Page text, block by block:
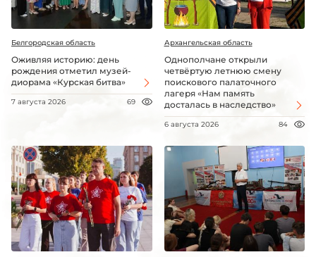
Белгородская область
Оживляя историю: день
рождения отметил музей-
диорама «Курская битва»
7 августа 2026 69
Архангельская область
Однополчане открыли
четвёртую летнюю смену
поискового палаточного
лагеря «Нам память
досталась в наследство»
6 августа 2026 84